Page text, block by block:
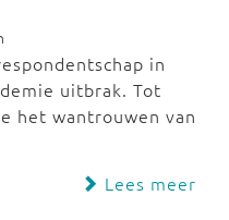
in
uitbrak. Tot
het wantrouwen van
Lees meer